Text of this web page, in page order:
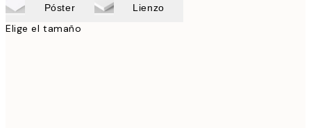
Póster Lienzo
Elige el tamaño